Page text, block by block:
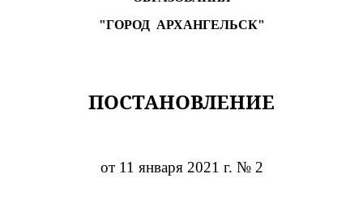
"ГОРОД АРХАНГЕЛЬСК"
ПОСТАНОВЛЕНИЕ
от 11 января 2021 г. № 2